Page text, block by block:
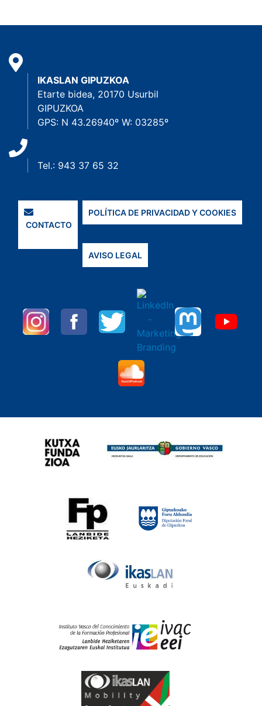
IKASLAN GIPUZKOA
Etarte bidea, 20170 Usurbil
GIPUZKOA
GPS: N 43.26940º W: 03285º
Tel.: 943 37 65 32
CONTACTO
POLÍTICA DE PRIVACIDAD Y COOKIES
AVISO LEGAL